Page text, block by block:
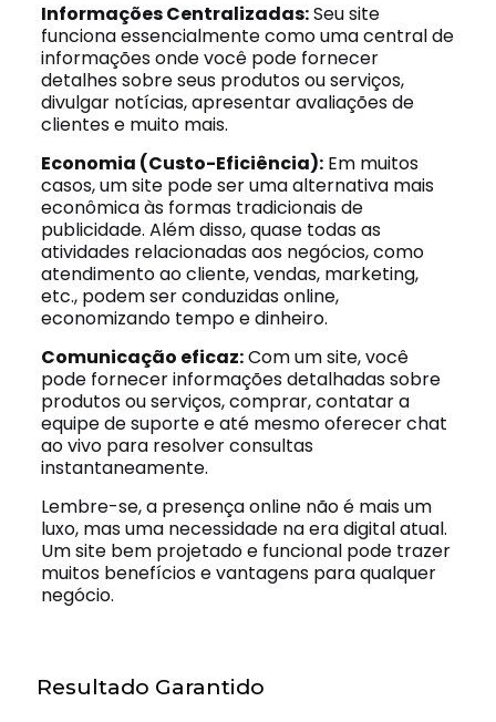
Informações Centralizadas:Seu site
funciona essencialmente como uma central de
informações onde você pode fornecer
detalhes sobre seus produtos ou serviços,
divulgar notícias, apresentar avaliações de
clientes e muito mais.
Economia (Custo-Eficiência):Em muitos
casos, um site pode ser uma alternativa mais
econômica às formas tradicionais de
publicidade. Além disso, quase todas as
atividades relacionadas aos negócios, como
atendimento ao cliente, vendas, marketing,
etc., podem ser conduzidas online,
economizando tempo e dinheiro.
Comunicação eficaz:Com um site, você
pode fornecer informações detalhadas sobre
produtos ou serviços, comprar, contatar a
equipe de suporte e até mesmo oferecer chat
ao vivo para resolver consultas
instantaneamente.
Lembre-se, a presença online não é mais um
luxo, mas uma necessidade na era digital atual.
Um site bem projetado e funcional pode trazer
muitos benefícios e vantagens para qualquer
negócio.
Resultado Garantido